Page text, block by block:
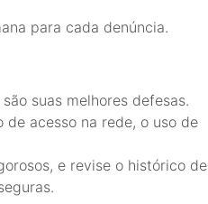
para cada denúncia.
suas melhores defesas.
acesso na rede, o uso de
e revise o histórico de